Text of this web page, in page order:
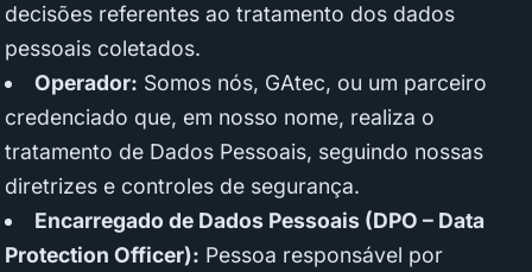
decisões referentes ao tratamento dos dados
pessoais coletados.
Operador: Somos nós, GAtec, ou um parceiro
credenciado que, em nosso nome, realiza o
tratamento de Dados Pessoais, seguindo nossas
diretrizes e controles de segurança.
Encarregado de Dados Pessoais (DPO – Data
Protection Officer): Pessoa responsável por